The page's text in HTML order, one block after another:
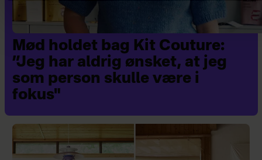
Mød holdet bag Kit Couture:
”Jeg har aldrig ønsket, at jeg
som person skulle være i
fokus"